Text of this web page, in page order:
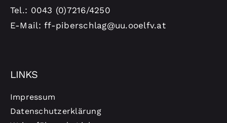
Tel.: 0043 (0)7216/4250
E-Mail: ff-piberschlag@uu.ooelfv.at
LINKS
Impressum
Datenschutzerklärung